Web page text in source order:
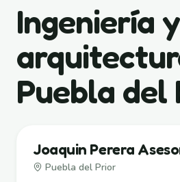
Ingeniería y
Puebla del
Joaquin Perera
Puebla del Prior